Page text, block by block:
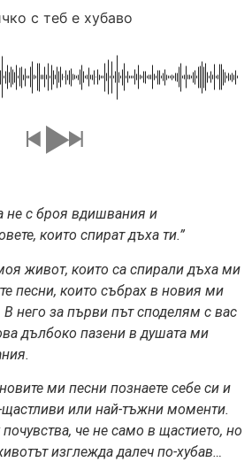
с теб е хубаво
не с броя вдишвания и
които спират дъха ти.”
живот, които са спирали дъха ми
песни, които събрах в новия ми
него за първи път споделям с вас
дълбоко пазени в душата ми
ми песни познаете себе си и
или най-тъжни моменти.
че не само в щастието, но
изглежда далеч по-хубав…